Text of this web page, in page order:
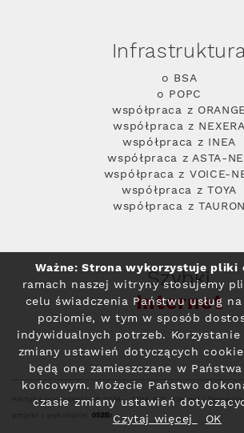
o BSA
o POPC
współpraca z
współpraca z NEXERA
współpraca z INEA
współpraca z ASTA-
współpraca z VOICE-
współpraca z TOYA
współpraca z TAURON
Szybki
Internet
Polityka prywatności© 2004 - 2026 RFC Internet i Telewizja
projekt i wykonanie:
Ważne: Strona wykorzystuje pliki
ramach naszej witryny stosujemy
celu świadczenia Państwu usług
poziomie, w tym w sposób
indywidualnych potrzeb.
zmiany ustawień dotyczących
będą one zamieszczane w
końcowym. Możecie Państwo
czasie zmiany ustawień
Czytaj więcej
OK